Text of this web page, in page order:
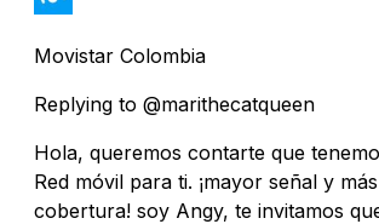
Movistar Colombia
Replying to @marithecatqueen
Hola, queremos contarte que
Red móvil para ti. ¡mayor señal y más
cobertura! soy Angy, te invitamos